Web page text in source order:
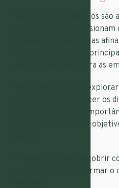
No mundo dos negócios são
marketing que impulsionam
de qualquer marca. Mas
estratégias, quais os
são tão essenciais para as
Neste artigo vamos
de marketing, conhecer os
compreender a sua
resultados e alcançar
Prepare-se para descobrir
definida pode transformar o